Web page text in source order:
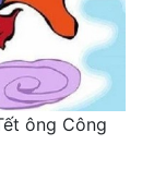
ông Công